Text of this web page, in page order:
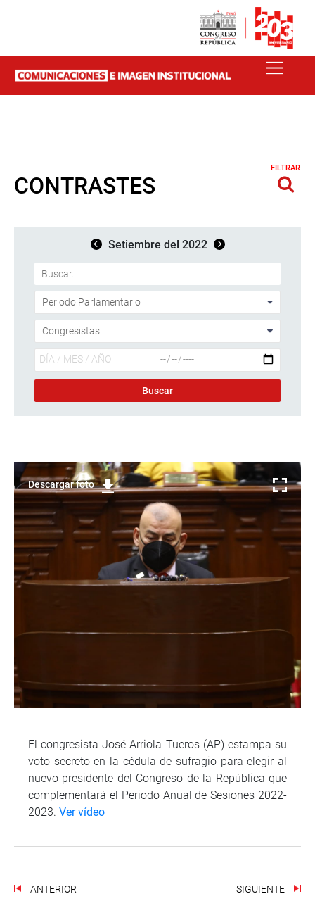
CONTRASTES
FILTRAR
Setiembre del 2022
Descargar foto
El congresista José Arriola Tueros (AP) estampa su
voto secreto en la cédula de sufragio para elegir al
nuevo presidente del Congreso de la República que
complementará el Periodo Anual de Sesiones 2022-
2023. Ver vídeo
ANTERIOR SIGUIENTE